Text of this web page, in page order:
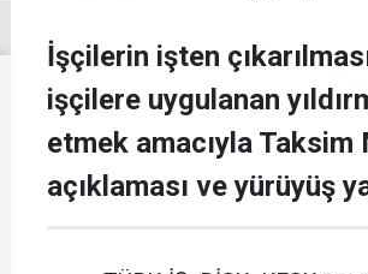
İşçilerin işten
işçilere uygulanan
etmek amacıyla Taksim
açıklaması ve yürüyüş